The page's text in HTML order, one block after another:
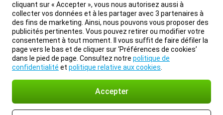
cliquant sur « Accepter », vous nous autorisez aussi à
collecter vos données et à les partager avec 3 partenaires à
des fins de marketing. Ainsi, nous pouvons vous proposer des
publicités pertinentes. Vous pouvez retirer ou modifier votre
consentement à tout moment. Il vous suffit de faire défiler la
page vers le bas et de cliquer sur ‘Préférences de cookies’
dans le pied de page. Consultez notre politique de
confidentialité et politique relative aux cookies
Accepter